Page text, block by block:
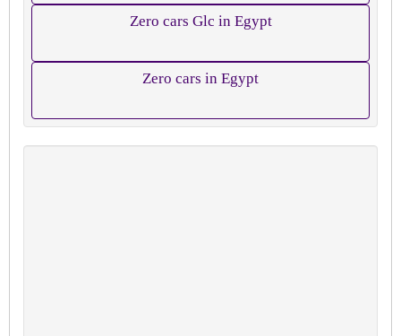
Zero cars Glc in Egypt
Zero cars in Egypt